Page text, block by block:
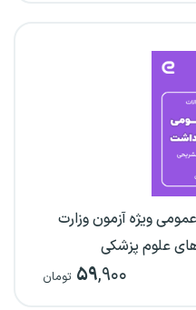
ویژه آزمون وزارت
علوم پزشکی
۵۹,۹۰۰ تومان